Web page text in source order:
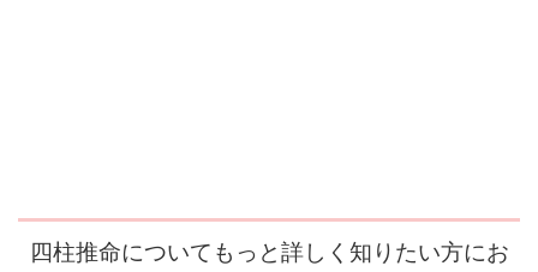
四柱推命についてもっと詳しく知りたい方にお